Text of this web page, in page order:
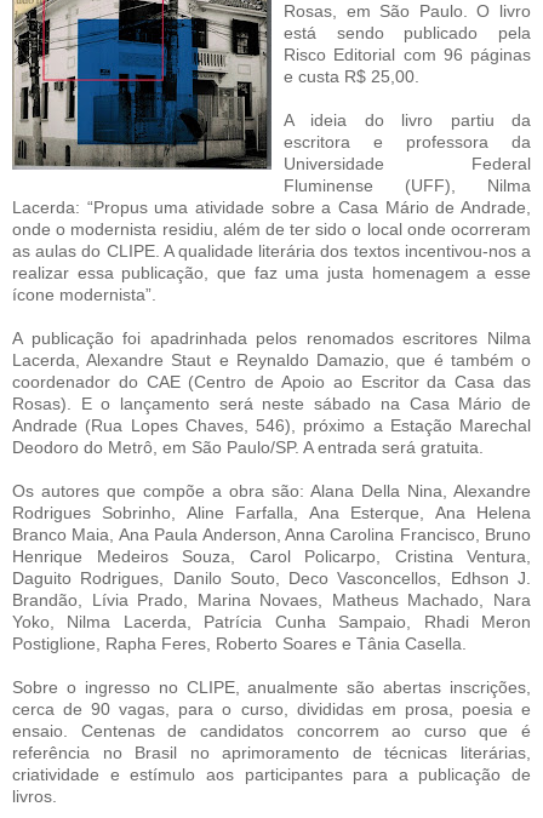
Rosas, em São Paulo. O livro
está sendo publicado pela
Risco Editorial com 96 páginas
e custa R$ 25,00.
A ideia do livro partiu da
escritora e professora da
Universidade Federal
Fluminense (UFF), Nilma
Lacerda: “Propus uma atividade sobre a Casa Mário de Andrade,
onde o modernista residiu, além de ter sido o local onde ocorreram
as aulas do CLIPE. A qualidade literária dos textos incentivou-nos a
realizar essa publicação, que faz uma justa homenagem a esse
ícone modernista”.
A publicação foi apadrinhada pelos renomados escritores Nilma
Lacerda, Alexandre Staut e Reynaldo Damazio, que é também o
coordenador do CAE (Centro de Apoio ao Escritor da Casa das
Rosas). E o lançamento será neste sábado na Casa Mário de
Andrade (Rua Lopes Chaves, 546), próximo a Estação Marechal
Deodoro do Metrô, em São Paulo/SP. A entrada será gratuita.
Os autores que compõe a obra são: Alana Della Nina, Alexandre
Rodrigues Sobrinho, Aline Farfalla, Ana Esterque, Ana Helena
Branco Maia, Ana Paula Anderson, Anna Carolina Francisco, Bruno
Henrique Medeiros Souza, Carol Policarpo, Cristina Ventura,
Daguito Rodrigues, Danilo Souto, Deco Vasconcellos, Edhson J.
Brandão, Lívia Prado, Marina Novaes, Matheus Machado, Nara
Yoko, Nilma Lacerda, Patrícia Cunha Sampaio, Rhadi Meron
Postiglione, Rapha Feres, Roberto Soares e Tânia Casella.
Sobre o ingresso no CLIPE, anualmente são abertas inscrições,
cerca de 90 vagas, para o curso, divididas em prosa, poesia e
ensaio. Centenas de candidatos concorrem ao curso que é
referência no Brasil no aprimoramento de técnicas literárias,
criatividade e estímulo aos participantes para a publicação de
livros.